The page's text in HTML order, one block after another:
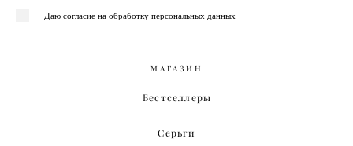
Даю согласие на обработку персональных данных
МАГАЗИН
Бестселлеры
Серьги